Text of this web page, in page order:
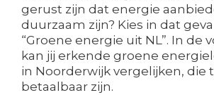
gerust zijn dat energie
duurzaam zijn? Kies in dat
“Groene energie uit NL”. In de
kan jij erkende groene
in Noorderwijk vergelijken, die
betaalbaar zijn.